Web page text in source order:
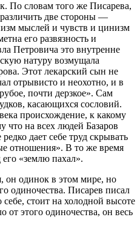
По словам того же Писарева,
две стороны —
мыслей и чувств и цинизм
его развязность и
Петровича это внутренне
натуру возмущала
Этот лекарский сын не
отрывисто и неохотно, и в
почти дерзкое». Сам
касающихся сословий.
происхождение, к какому
что на всех людей Базаров
дает себе труд скрывать
отношения». В то же время
«землю пахал».
он одинок в этом мире, но
одиночества. Писарев писал
стоит на холодной высоте
от этого одиночества, он весь